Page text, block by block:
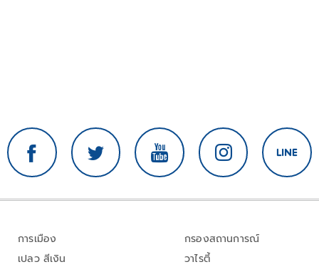
การเมือง
เปลว สีเงิน
กรองสถานการณ์
วาไรตี้